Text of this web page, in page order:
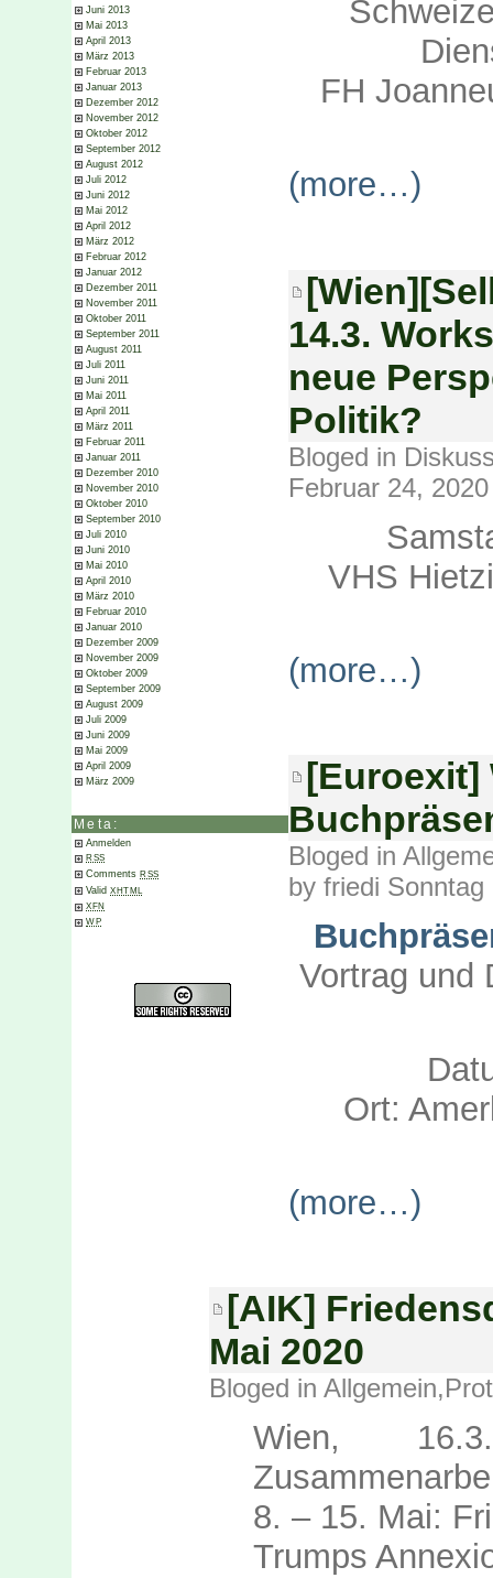
Juni 2013
Mai 2013
April 2013
März 2013
Februar 2013
Januar 2013
Dezember 2012
November 2012
Oktober 2012
September 2012
August 2012
Juli 2012
Juni 2012
Mai 2012
April 2012
März 2012
Februar 2012
Januar 2012
Dezember 2011
November 2011
Oktober 2011
September 2011
August 2011
Juli 2011
Juni 2011
Mai 2011
April 2011
März 2011
Februar 2011
Januar 2011
Dezember 2010
November 2010
Oktober 2010
September 2010
Juli 2010
Juni 2010
Mai 2010
April 2010
März 2010
Februar 2010
Januar 2010
Dezember 2009
November 2009
Oktober 2009
September 2009
August 2009
Juli 2009
Juni 2009
Mai 2009
April 2009
März 2009
Meta:
Anmelden
RSS
Comments RSS
Valid XHTML
XFN
WP
FH
(more…)
14.3.
neue
Politik?
Bloged in
Februar 24, 2020
VHS
(more…)
[Euroexit]
Bloged in
by friedi
Vortrag und
Ort:
(more…)
[AIK]
Mai 2020
Bloged in Allgemein,
Wien,
8. – 15. Mai:
Trumps